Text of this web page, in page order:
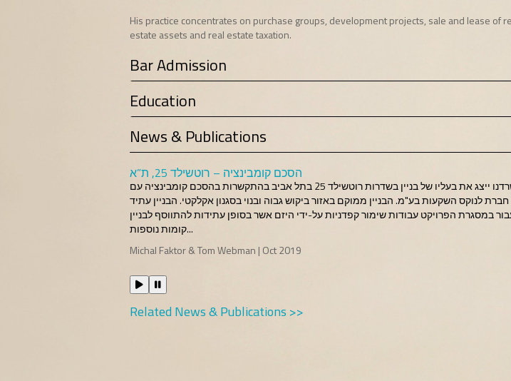
His practice concentrates on purchase groups, development projects, sale and lease of
estate assets and real estate taxation.
Bar Admission
Education
News & Publications
הסכם קומבינציה – רוטשילד 25, ת”א
משרדנו ייצג את בעליו של בניין בשדרות רוטשילד 25 בתל אביב בהתקשרות בהסכם קומבינציה עם
חברת לנוקס השקעות בע"מ. הבניין ממוקם באזור ביקוש גבוה ובנוי בסגנון אקלקטי. הבניין עתיד
במסגרת הפרויקט עבודות שימור קפדניות על-ידי היזם אשר בסופן עתידות להתווסף לבניין
קומות נוספות...
Michal Faktor & Tom Webman | Oct 2019
Related News & Publications >>